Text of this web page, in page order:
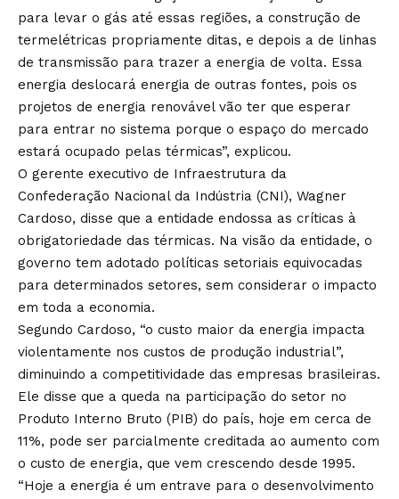
para levar o gás até essas regiões, a construção de
termelétricas propriamente ditas, e depois a de linhas
de transmissão para trazer a energia de volta. Essa
energia deslocará energia de outras fontes, pois os
projetos de energia renovável vão ter que esperar
para entrar no sistema porque o espaço do mercado
estará ocupado pelas térmicas”, explicou.
O gerente executivo de Infraestrutura da
Confederação Nacional da Indústria (CNI), Wagner
Cardoso, disse que a entidade endossa as críticas à
obrigatoriedade das térmicas. Na visão da entidade, o
governo tem adotado políticas setoriais equivocadas
para determinados setores, sem considerar o impacto
em toda a economia.
Segundo Cardoso, “o custo maior da energia impacta
violentamente nos custos de produção industrial”,
diminuindo a competitividade das empresas brasileiras.
Ele disse que a queda na participação do setor no
Produto Interno Bruto (PIB) do país, hoje em cerca de
11%, pode ser parcialmente creditada ao aumento com
o custo de energia, que vem crescendo desde 1995.
“Hoje a energia é um entrave para o desenvolvimento